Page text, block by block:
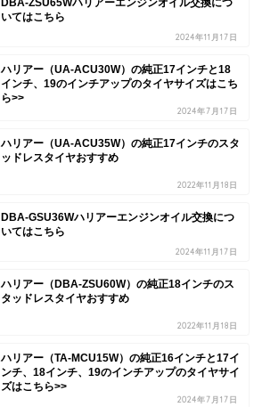
いてはこちら
2024年11月17日
ハリアー（UA-ACU30W）の純正17インチと18
インチ、19のインチアップのタイヤサイズはこち
ら>>
2024年7月17日
ハリアー（UA-ACU35W）の純正17インチのスタ
ッドレスタイヤおすすめ
2022年11月18日
DBA-GSU36Wハリアーエンジンオイル交換につ
いてはこちら
2024年11月17日
ハリアー（DBA-ZSU60W）の純正18インチのス
タッドレスタイヤおすすめ
2022年11月18日
ハリアー（TA-MCU15W）の純正16インチと17イ
ンチ、18インチ、19のインチアップのタイヤサイ
ズはこちら>>
2024年7月17日